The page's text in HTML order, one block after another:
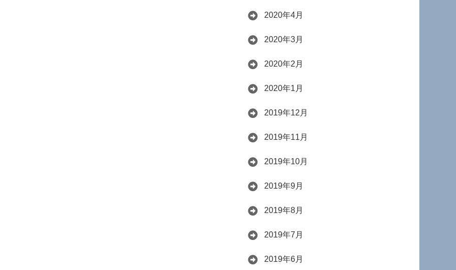
2020年4月
2020年3月
2020年2月
2020年1月
2019年12月
2019年11月
2019年10月
2019年9月
2019年8月
2019年7月
2019年6月